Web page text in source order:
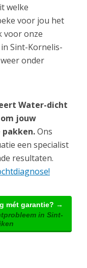
welke
voor jou het
voor onze
Sint-Kornelis-
onder
Water-dicht
jouw
Ons
een specialist
resultaten.
mét garantie? →
in Sint-